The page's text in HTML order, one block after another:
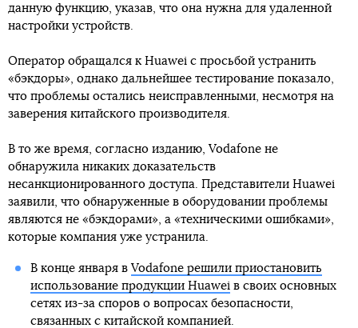
данную функцию, указав, что она нужна для удаленной
настройки устройств.
Оператор обращался к Huawei с просьбой устранить
«бэкдоры», однако дальнейшее тестирование показало,
что проблемы остались неисправленными, несмотря на
заверения китайского производителя.
В то же время, согласно изданию, Vodafone не
обнаружила никаких доказательств
несанкционированного доступа. Представители Huawei
заявили, что обнаруженные в оборудовании проблемы
являются не «бэкдорами», а «техническими ошибками»,
которые компания уже устранила.
В конце января в Vodafone решили приостановить
использование продукции Huaweiв своих основных
сетях из-за споров о вопросах безопасности,
связанных с китайской компанией.